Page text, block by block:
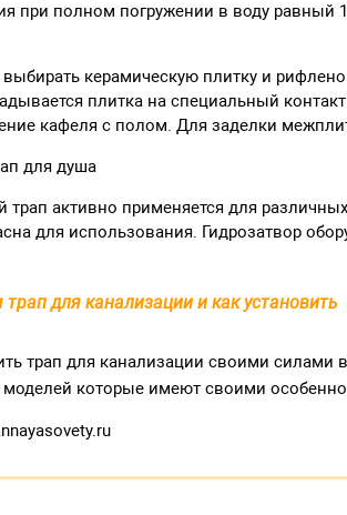
при полном погружении в воду равный
выбирать керамическую плитку и
плитка на специальный
кафеля с полом. Для заделки
для душа
трап активно применяется для
для использования. Гидрозатвор
для канализации и как установить
трап для канализации своими силами
моделей которые имеют своими